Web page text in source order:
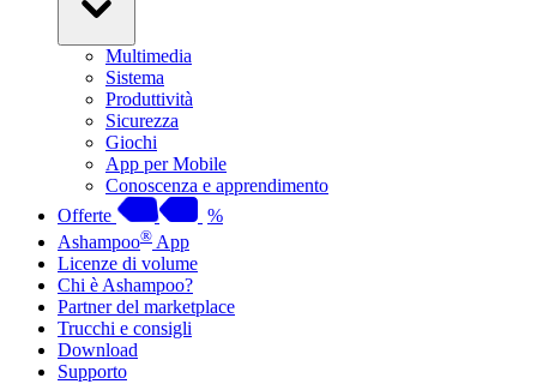
Multimedia
Sistema
Produttività
Sicurezza
Giochi
App per Mobile
Conoscenza e apprendimento
Offerte
%
Ashampoo® App
Licenze di volume
Chi è Ashampoo?
Partner del marketplace
Trucchi e consigli
Download
Supporto